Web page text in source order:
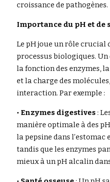
croissance de pathogènes.
Importance du pH et de
Le pH joue un rôle crucial
processus biologiques.
la fonction des enzymes,
et la charge des
interaction. Par exemple :
• Enzymes digestives :
manière optimale à des
la pepsine dans l’estomac
tandis que les enzymes
mieux à un pH alcalin